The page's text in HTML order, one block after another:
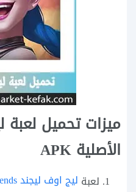
ميزات تحميل لعبة
الأصلية APK
لعبة